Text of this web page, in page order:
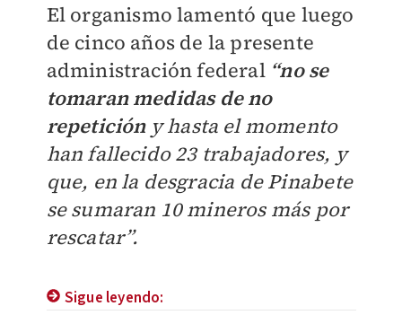
El organismo lamentó que luego
de cinco años de la presente
administración federal “no se
tomaran medidas de no
repeticióny hasta el momento
han fallecido 23 trabajadores, y
que, en la desgracia de Pinabete
se sumaran 10 mineros más por
rescatar”.
Sigue leyendo: